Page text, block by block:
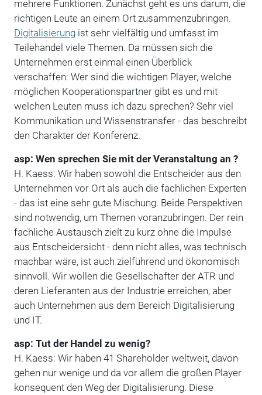
mehrere Funktionen. Zunächst geht es uns darum, die
richtigen Leute an einem Ort zusammenzubringen.
Digitalisierungist sehr vielfältig und umfasst im
Teilehandel viele Themen. Da müssen sich die
Unternehmen erst einmal einen Überblick
verschaffen: Wer sind die wichtigen Player, welche
möglichen Kooperationspartner gibt es und mit
welchen Leuten muss ich dazu sprechen? Sehr viel
Kommunikation und Wissenstransfer - das beschreibt
den Charakter der Konferenz.
asp: Wen sprechen Sie mit der Veranstaltung an ?
H. Kaess: Wir haben sowohl die Entscheider aus den
Unternehmen vor Ort als auch die fachlichen Experten
- das ist eine sehr gute Mischung. Beide Perspektiven
sind notwendig, um Themen voranzubringen. Der rein
fachliche Austausch zielt zu kurz ohne die Impulse
aus Entscheidersicht - denn nicht alles, was technisch
machbar wäre, ist auch zielführend und ökonomisch
sinnvoll. Wir wollen die Gesellschafter der ATR und
deren Lieferanten aus der Industrie erreichen, aber
auch Unternehmen aus dem Bereich Digitalisierung
und IT.
asp: Tut der Handel zu wenig?
H. Kaess: Wir haben 41 Shareholder weltweit, davon
gehen nur wenige und da vor allem die großen Player
konsequent den Weg der Digitalisierung. Diese